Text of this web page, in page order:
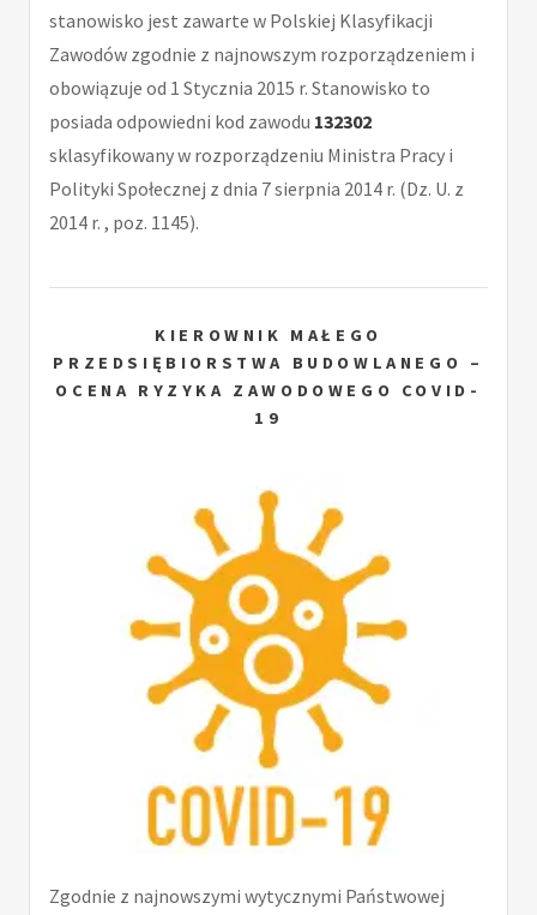
stanowisko jest zawarte w Polskiej Klasyfikacji
Zawodów zgodnie z najnowszym rozporządzeniem i
obowiązuje od 1 Stycznia 2015 r. Stanowisko to
posiada odpowiedni kod zawodu 132302
sklasyfikowany w rozporządzeniu Ministra Pracy i
Polityki Społecznej z dnia 7 sierpnia 2014 r. (Dz. U. z
2014 r. , poz. 1145).
KIEROWNIK MAŁEGO
PRZEDSIĘBIORSTWA BUDOWLANEGO –
OCENA RYZYKA ZAWODOWEGO COVID-
19
Zgodnie z najnowszymi wytycznymi Państwowej